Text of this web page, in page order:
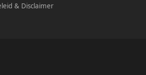
& Disclaimer